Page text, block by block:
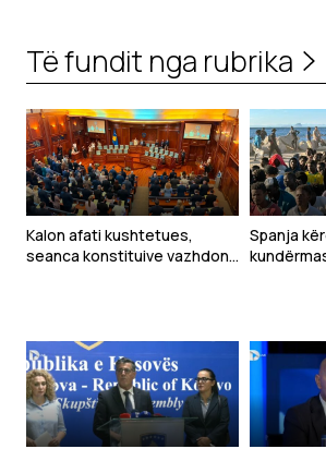
Të fundit nga rubrika
Kalon afati kushtetues,
seanca konstituive vazhdon
Spanja